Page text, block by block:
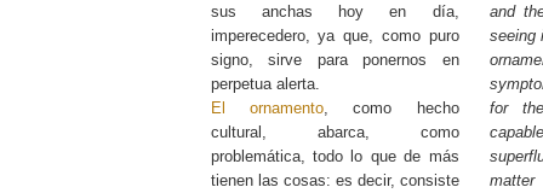
sus anchas hoy en día,
imperecedero, ya que, como puro
signo, sirve para ponernos en
perpetua alerta.
El ornamento, como hecho
cultural, abarca, como
problemática, todo lo que de más
tienen las cosas: es decir, consiste
and
seeing
for